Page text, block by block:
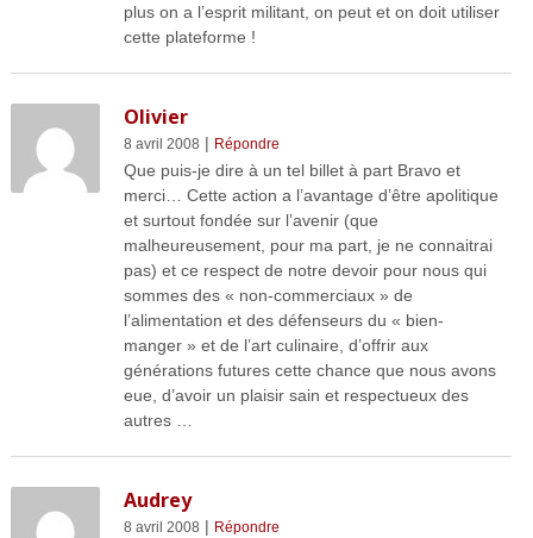
plus on a l’esprit militant, on peut et on doit utiliser
cette plateforme !
Olivier
8 avril 2008 | Répondre
Que puis-je dire à un tel billet à part Bravo et
merci… Cette action a l’avantage d’être apolitique
et surtout fondée sur l’avenir (que
malheureusement, pour ma part, je ne connaitrai
pas) et ce respect de notre devoir pour nous qui
sommes des « non-commerciaux » de
l’alimentation et des défenseurs du « bien-
manger » et de l’art culinaire, d’offrir aux
générations futures cette chance que nous avons
eue, d’avoir un plaisir sain et respectueux des
autres …
Audrey
8 avril 2008 | Répondre